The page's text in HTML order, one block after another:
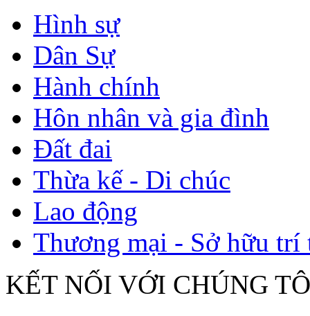
Hình sự
Dân Sự
Hành chính
Hôn nhân và gia đình
Đất đai
Thừa kế - Di chúc
Lao động
Thương mại - Sở hữu trí
KẾT NỐI VỚI CHÚNG